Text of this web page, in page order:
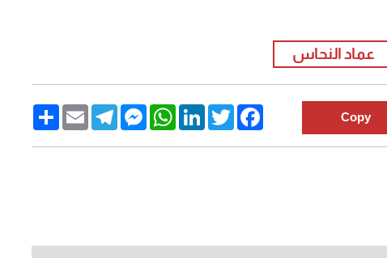
عماد النحاس
Copy
ShareEmail
Telegram
MessengerWhatsAppLinkedInTwitter
Facebook